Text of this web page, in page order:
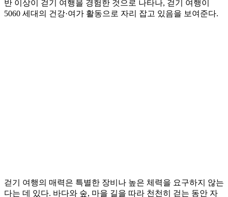
반 이상이 걷기 여행을 경험한 것으로 나타나, 걷기 여행이
5060 세대의 건강·여가 활동으로 자리 잡고 있음을 보여준다.
걷기 여행의 매력은 특별한 장비나 높은 체력을 요구하지 않는
다는 데 있다. 바다와 숲, 마을 길을 따라 천천히 걷는 동안 자